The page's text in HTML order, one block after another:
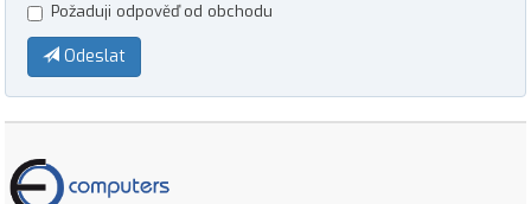
Požaduji odpověď od obchodu
Odeslat